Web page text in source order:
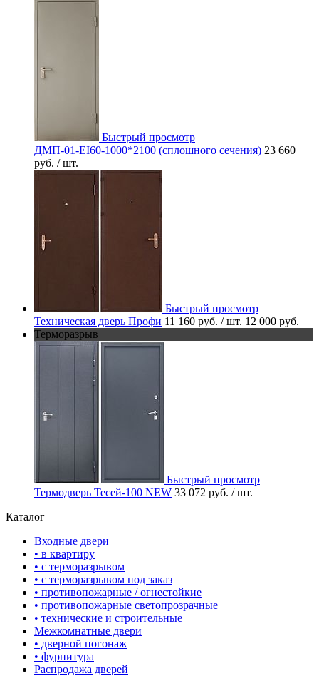
Быстрый просмотр
ДМП-01-EI60-1000*2100 (сплошного сечения) 23 660
руб. / шт.
Быстрый просмотр
Техническая дверь Профи 11 160 руб. / шт. 12 000 руб.
Терморазрыв
Быстрый просмотр
Термодверь Тесей-100 NEW 33 072 руб. / шт.
Каталог
Входные двери
• в квартиру
• с терморазрывом
• с терморазрывом под заказ
• противопожарные / огнестойкие
• противопожарные светопрозрачные
• технические и строительные
Межкомнатные двери
• дверной погонаж
• фурнитура
Распродажа дверей